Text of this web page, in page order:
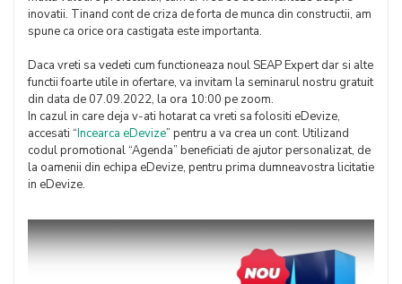
inovatii. Tinand cont de criza de forta de munca din constructii, am
spune ca orice ora castigata este importanta.
Daca vreti sa vedeti cum functioneaza noul SEAP Expert dar si alte
functii foarte utile in ofertare, va invitam la seminarul nostru gratuit
din data de 07.09.2022, la ora 10:00 pe zoom.
In cazul in care deja v-ati hotarat ca vreti sa folositi eDevize,
accesati “Incearca eDevize” pentru a va crea un cont. Utilizand
codul promotional “Agenda” beneficiati de ajutor personalizat, de
la oamenii din echipa eDevize, pentru prima dumneavostra licitatie
in eDevize.